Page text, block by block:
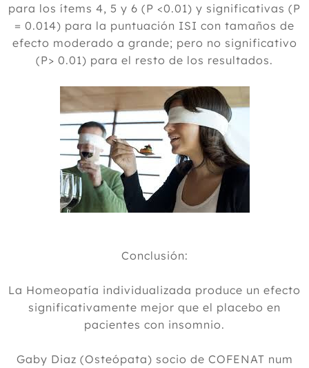
para los ítems 4, 5 y 6 (P <0.01) y significativas (P
= 0.014) para la puntuación ISI con tamaños de
efecto moderado a grande; pero no significativo
(P> 0.01) para el resto de los resultados.
Conclusión:
La Homeopatía individualizada produce un efecto
significativamente mejor que el placebo en
pacientes con insomnio.
Gaby Diaz (Osteópata) socio de COFENAT num